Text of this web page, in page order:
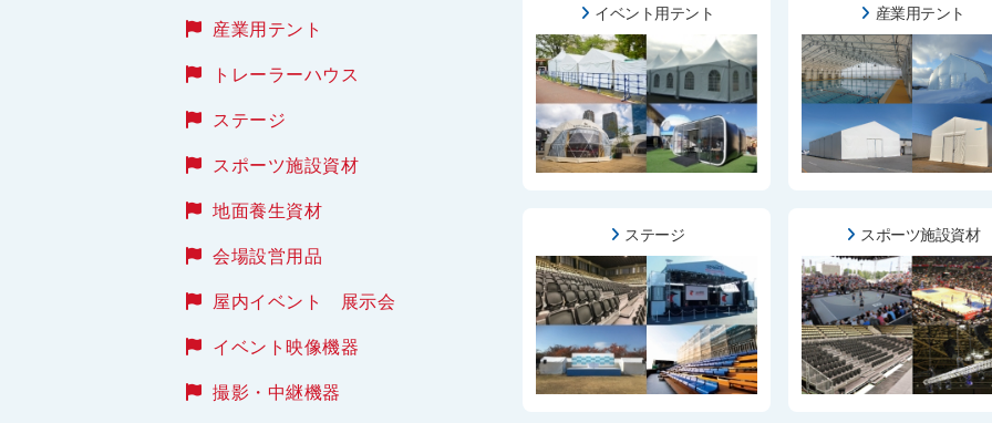
産業用テント
トレーラーハウス
ステージ
スポーツ施設資材
地面養生資材
会場設営用品
屋内イベント 展示会
イベント映像機器
撮影・中継機器
イベント用テント 産業用テント
ステージ スポーツ施設資材